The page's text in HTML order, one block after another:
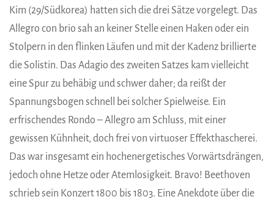
Kim (29/Südkorea) hatten sich die drei Sätze vorgelegt. Das
Allegro con brio sah an keiner Stelle einen Haken oder ein
Stolpern in den flinken Läufen und mit der Kadenz brillierte
die Solistin. Das Adagio des zweiten Satzes kam vielleicht
eine Spur zu behäbig und schwer daher; da reißt der
Spannungsbogen schnell bei solcher Spielweise. Ein
erfrischendes Rondo – Allegro am Schluss, mit einer
gewissen Kühnheit, doch frei von virtuoser Effekthascherei.
Das war insgesamt ein hochenergetisches Vorwärtsdrängen,
jedoch ohne Hetze oder Atemlosigkeit. Bravo! Beethoven
schrieb sein Konzert 1800 bis 1803. Eine Anekdote über die